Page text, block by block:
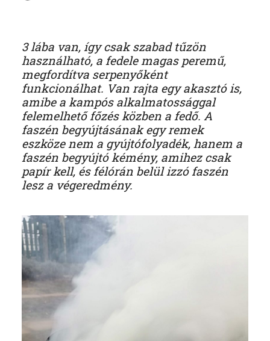
3 lába van, így csak szabad tűzön
használható, a fedele magas peremű,
megfordítva serpenyőként
funkcionálhat. Van rajta egy akasztó is,
amibe a kampós alkalmatossággal
felemelhető főzés közben a fedő. A
faszén begyújtásának egy remek
eszköze nem a gyújtófolyadék, hanem a
faszén begyújtó kémény, amihez csak
papír kell, és félórán belül izzó faszén
lesz a végeredmény.